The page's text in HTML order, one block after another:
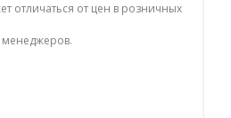
отличаться от цен в розничных
менеджеров.